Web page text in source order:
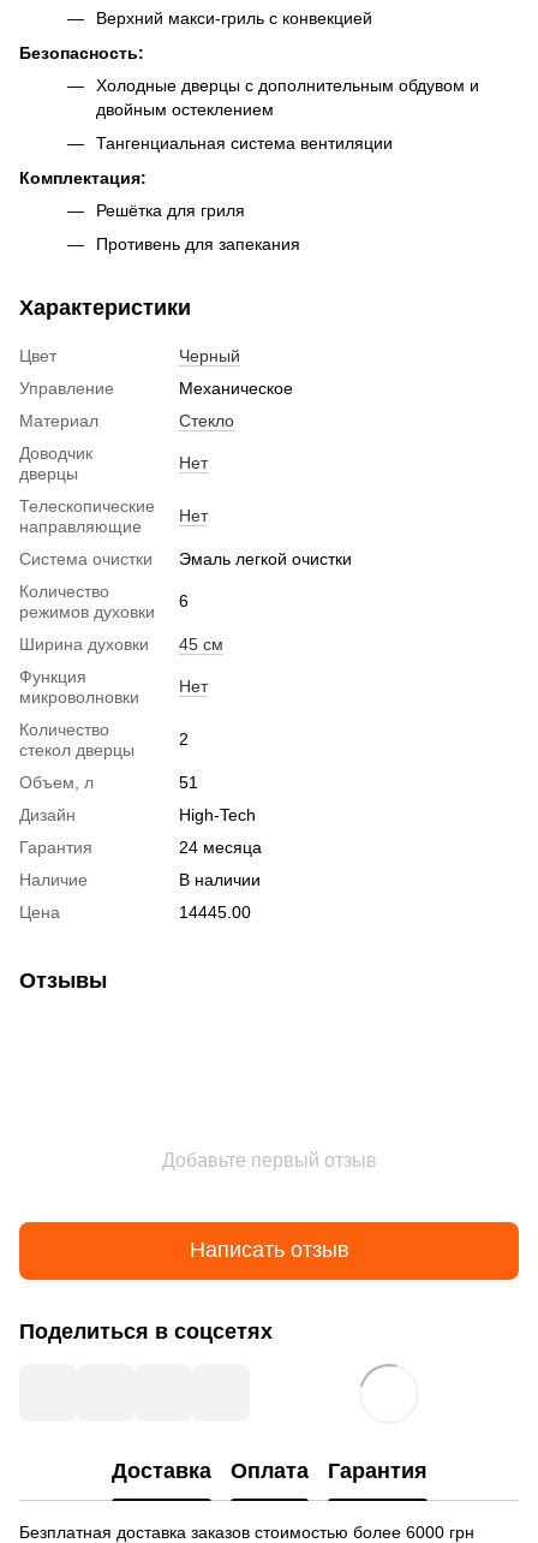
Верхний макси-гриль с конвекцией
Безопасность:
Холодные дверцы с дополнительным обдувом и
двойным остеклением
Тангенциальная система вентиляции
Комплектация:
Решётка для гриля
Противень для запекания
Характеристики
Цвет
Черный
Управление
Механическое
Материал
Стекло
Доводчик
дверцы
Нет
Телескопические
направляющие
Нет
Система очистки
Эмаль легкой очистки
Количество
режимов духовки
6
Ширина духовки
45 см
Функция
микроволновки
Нет
Количество
стекол дверцы
2
Объем, л
51
Дизайн
High-Tech
Гарантия
24 месяца
Наличие
В наличии
Цена
14445.00
Отзывы
Добавьте первый отзыв
Написать отзыв
Поделиться в соцсетях
Доставка Оплата Гарантия
Безплатная доставка заказов стоимостью более 6000 грн